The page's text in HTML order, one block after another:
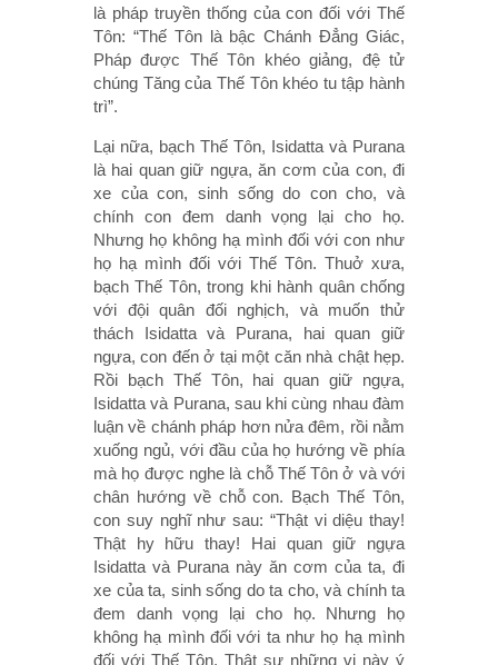
là pháp truyền thống của con đối với Thế
Tôn: “Thế Tôn là bậc Chánh Ðẳng Giác,
Pháp được Thế Tôn khéo giảng, đệ tử
chúng Tăng của Thế Tôn khéo tu tập hành
trì”.
Lại nữa, bạch Thế Tôn, Isidatta và Purana
là hai quan giữ ngựa, ăn cơm của con, đi
xe của con, sinh sống do con cho, và
chính con đem danh vọng lại cho họ.
Nhưng họ không hạ mình đối với con như
họ hạ mình đối với Thế Tôn. Thuở xưa,
bạch Thế Tôn, trong khi hành quân chống
với đội quân đối nghịch, và muốn thử
thách Isidatta và Purana, hai quan giữ
ngựa, con đến ở tại một căn nhà chật hẹp.
Rồi bạch Thế Tôn, hai quan giữ ngựa,
Isidatta và Purana, sau khi cùng nhau đàm
luận về chánh pháp hơn nửa đêm, rồi nằm
xuống ngủ, với đầu của họ hướng về phía
mà họ được nghe là chỗ Thế Tôn ở và với
chân hướng về chỗ con. Bạch Thế Tôn,
con suy nghĩ như sau: “Thật vi diệu thay!
Thật hy hữu thay! Hai quan giữ ngựa
Isidatta và Purana này ăn cơm của ta, đi
xe của ta, sinh sống do ta cho, và chính ta
đem danh vọng lại cho họ. Nhưng họ
không hạ mình đối với ta như họ hạ mình
đối với Thế Tôn. Thật sự những vị này ý